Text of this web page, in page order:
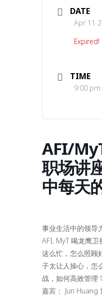
DATE
Apr 11
Expired!
TIME
9:00 pm
AFI/
职场讲
中每天
事业生活中的领导
AFI, MyT 喝龙鹰
这么忙，怎么照顾
子太让人操心，怎
战，如何高效管理
嘉宾： Jun Huang